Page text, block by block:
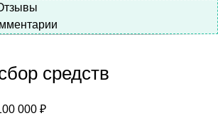
средств
000 ₽